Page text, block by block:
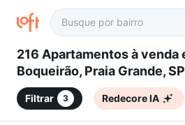
216 Apartamentos à venda em
Boqueirão, Praia Grande, SP
Filtrar 3 Redecore IA